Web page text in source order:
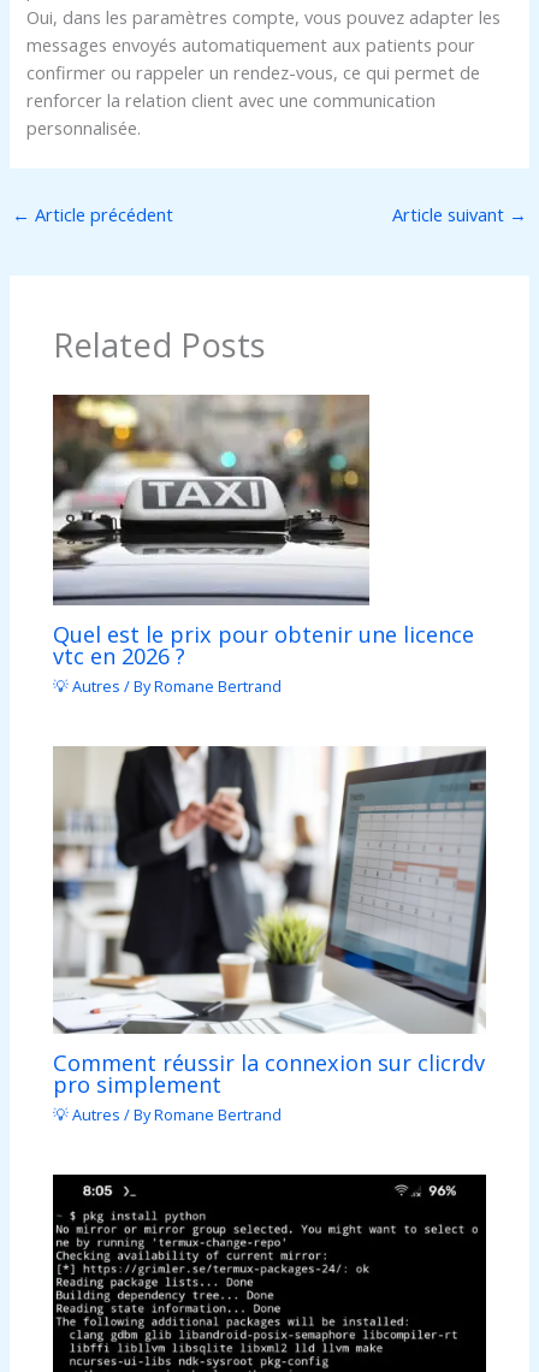
Oui, dans les paramètres compte, vous pouvez adapter les
messages envoyés automatiquement aux patients pour
confirmer ou rappeler un rendez-vous, ce qui permet de
renforcer la relation client avec une communication
personnalisée.
← Article précédent Article suivant →
Related Posts
Quel est le prix pour obtenir une licence
vtc en 2026 ?
💡 Autres / ByRomane Bertrand
Comment réussir la connexion sur clicrdv
pro simplement
💡 Autres / ByRomane Bertrand